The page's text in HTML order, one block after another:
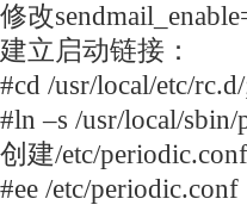
修改
建立启动链接：
#cd /usr/local/etc/
#ln –s /usr/local/
创建/etc/periodic.conf
#ee /etc/periodic.conf